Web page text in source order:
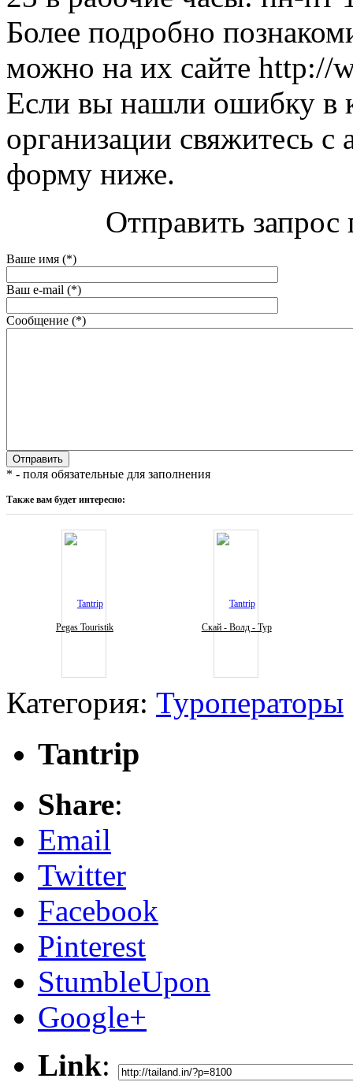
Более подробно
можно на их сайте http://
Если вы нашли ошибку в
организации свяжитесь
форму ниже.
Отправить
Ваше имя (*)
Ваш e-mail (*)
Сообщение (*)
* - поля обязательные для заполнения
Также вам будет интересно:
Pegas Touristik Скай - Волд - Тур
Категория: Туроператоры
Tantrip
Share:
Email
Twitter
Facebook
Pinterest
StumbleUpon
Google+
Link: